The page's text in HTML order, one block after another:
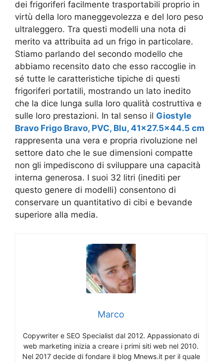
dei frigoriferi facilmente trasportabili proprio in
virtù della loro maneggevolezza e del loro peso
ultraleggero. Tra questi modelli una nota di
merito va attribuita ad un frigo in particolare.
Stiamo parlando del secondo modello che
abbiamo recensito dato che esso raccoglie in
sé tutte le caratteristiche tipiche di questi
frigoriferi portatili, mostrando un lato inedito
che la dice lunga sulla loro qualità costruttiva e
sulle loro prestazioni. In tal senso il Giostyle
Bravo Frigo Bravo, PVC, Blu, 41×27.5×44.5 cm
rappresenta una vera e propria rivoluzione nel
settore dato che le sue dimensioni compatte
non gli impediscono di sviluppare una capacità
interna generosa. I suoi 32 litri (inediti per
questo genere di modelli) consentono di
conservare un quantitativo di cibi e bevande
superiore alla media.
Marco
Copywriter e SEO Specialist dal 2012. Appassionato di
web marketing inizia a creare i primi siti web nel 2010.
Nel 2017 decide di fondare il blog Mnews.it per il quale